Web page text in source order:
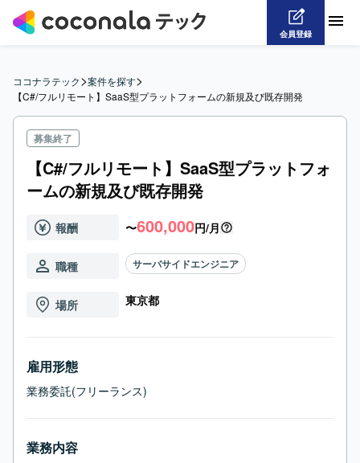
会員登録
ココナラテック>案件を探す>
【C#/フルリモート】SaaS型プラットフォームの新規及び既存開発
募集終了
【C#/フルリモート】SaaS型プラットフォ
ームの新規及び既存開発
報酬 〜600,000円/月
職種 サーバサイドエンジニア
場所 東京都
雇用形態
業務委託(フリーランス)
業務内容